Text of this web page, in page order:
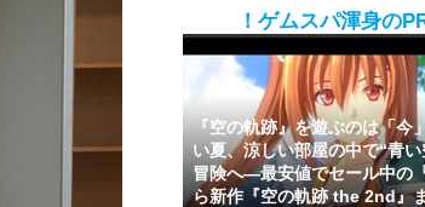
！ゲムスパ渾身の
『空の軌跡』を遊ぶのは「今
い夏、涼しい部屋の中で“青
冒険へ―最安値でセール中の
ら新作『空の軌跡 the 2nd』